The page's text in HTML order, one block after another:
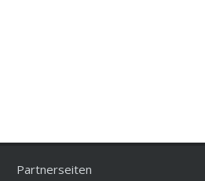
Partnerseiten